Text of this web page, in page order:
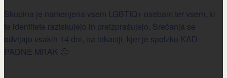
Skupina je namenjena vsem LGBTIQ+ osebam ter vsem, ki
te identitete raziskujejo in preizprašujejo. Srečanja se
odvijajo vsakih 14 dni, na lokaciji, kjer je spolzko KAD
PADNE MRAK 🙂